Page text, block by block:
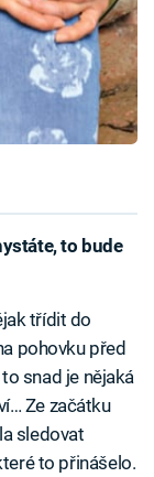
to bude
třídit do
pohovku před
snad je nějaká
Ze začátku
sledovat
to přinášelo.